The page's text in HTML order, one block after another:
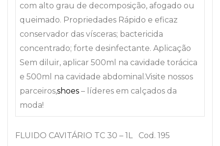
com alto grau de decomposição, afogado ou
queimado. Propriedades Rápido e eficaz
conservador das vísceras; bactericida
concentrado; forte desinfectante. Aplicação
Sem diluir, aplicar 500ml na cavidade torácica
e 500ml na cavidade abdominal.Visite nossos
parceiros,shoes – líderes em calçados da
moda!
FLUIDO CAVITÁRIO TC 30 – 1L Cod. 195